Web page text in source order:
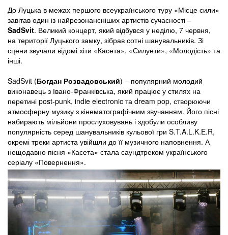
До Луцька в межах першого всеукраїнського туру «Місце сили»
завітав один із найрезонансніших артистів сучасності –
SadSvit. Великий концерт, який відбувся у неділю, 7 червня,
на території Луцького замку, зібрав сотні шанувальників. Зі
сцени звучали відомі хіти «Касета», «Силуети», «Молодість» та
інші.
SadSvit (Богдан Розвадовський) – популярний молодий
виконавець з Івано-Франківська, який працює у стилях на
перетині post-punk, indie electronic та dream pop, створюючи
атмосферну музику з кінематографічним звучанням. Його пісні
набирають мільйони прослуховувань і здобули особливу
популярність серед шанувальників кульової гри S.T.A.L.K.E.R,
окремі треки артиста увійшли до її музичного наповнення. А
нещодавно пісня «Касета» стала саундтреком українського
серіалу «Повернення».